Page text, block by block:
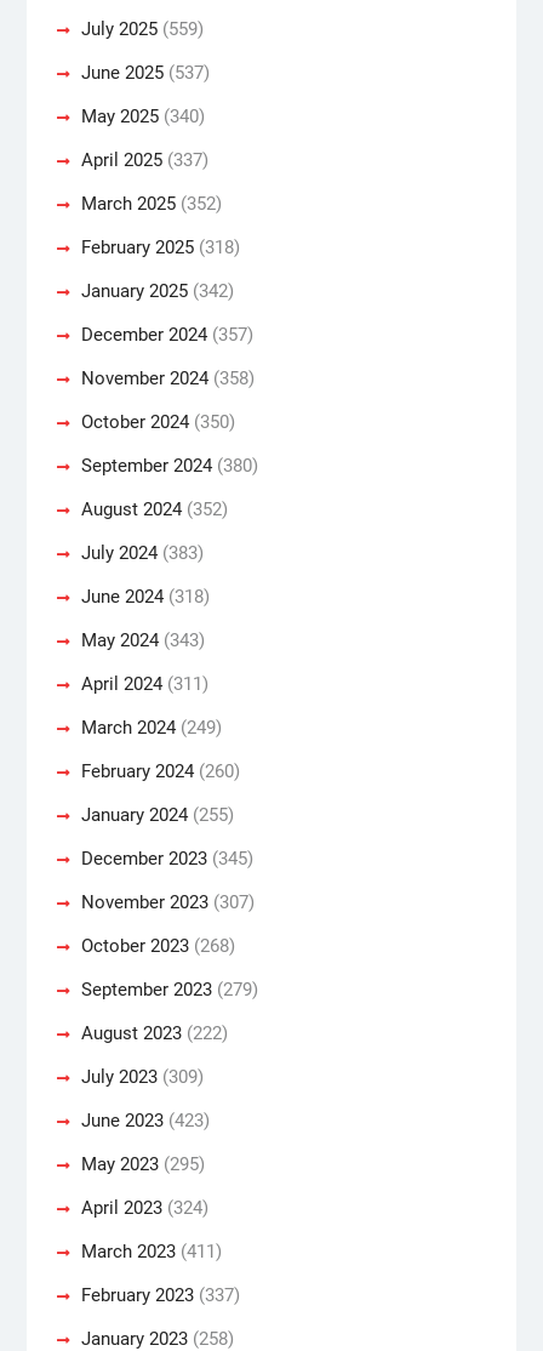
July 2025(559)
June 2025(537)
May 2025(340)
April 2025(337)
March 2025(352)
February 2025(318)
January 2025(342)
December 2024(357)
November 2024(358)
October 2024(350)
September 2024(380)
August 2024(352)
July 2024(383)
June 2024(318)
May 2024(343)
April 2024(311)
March 2024(249)
February 2024(260)
January 2024(255)
December 2023(345)
November 2023(307)
October 2023(268)
September 2023(279)
August 2023(222)
July 2023(309)
June 2023(423)
May 2023(295)
April 2023(324)
March 2023(411)
February 2023(337)
January 2023(258)